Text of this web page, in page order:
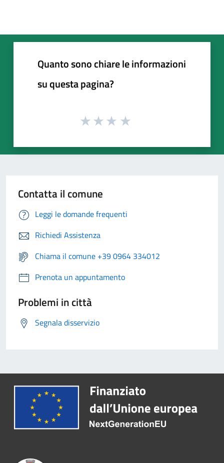
Quanto sono chiare le informazioni
su questa pagina?
Contatta il comune
Leggi le domande frequenti
Richiedi Assistenza
Chiama il comune +39 0964 334012
Prenota un appuntamento
Problemi in città
Segnala disservizio